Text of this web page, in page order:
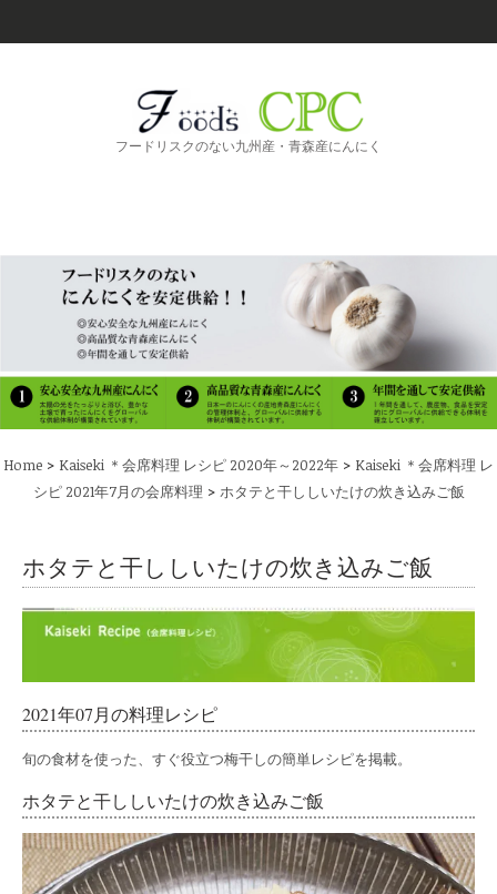
フードリスクのない九州産・青森産にんにく
Home > Kaiseki ＊会席料理 レシピ 2020年～2022年 > Kaiseki ＊会席料理 レ
シピ 2021年7月の会席料理 > ホタテと干ししいたけの炊き込みご飯
ホタテと干ししいたけの炊き込みご飯
2021年07月の料理レシピ
旬の食材を使った、すぐ役立つ梅干しの簡単レシピを掲載。
ホタテと干ししいたけの炊き込みご飯